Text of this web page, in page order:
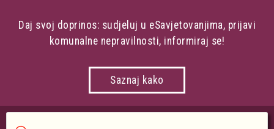
Daj svoj doprinos: sudjeluj u eSavjetovanjima, prijavi
komunalne nepravilnosti, informiraj se!
Saznaj kako